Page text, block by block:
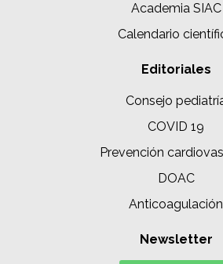
Academia SIAC
Calendario
Editoriales
Consejo
COVID 19
Prevención
DOAC
Anticoagulación
Newsletter